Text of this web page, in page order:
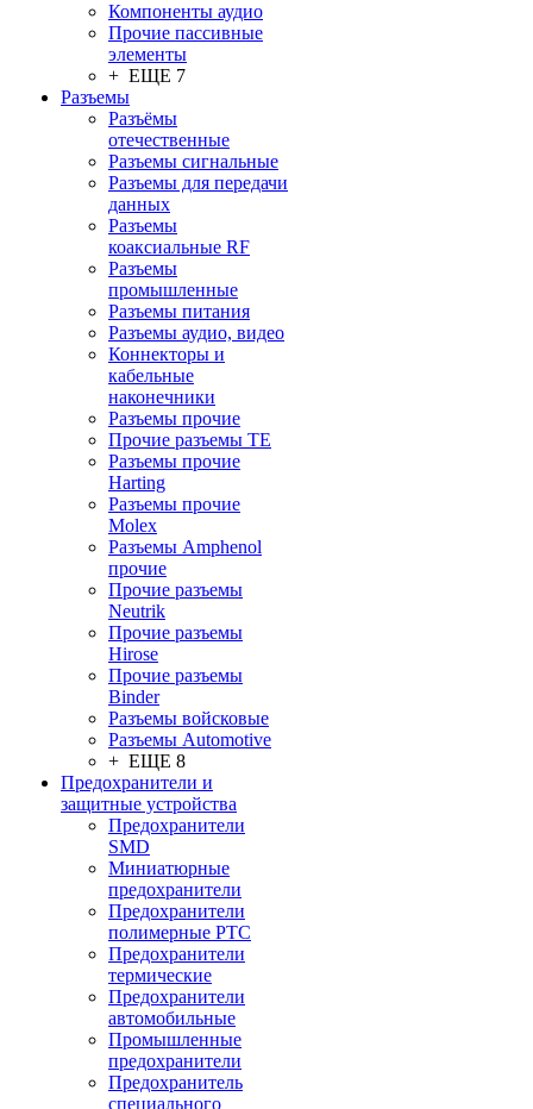
Компоненты аудио
Прочие пассивные
элементы
+ ЕЩЕ 7
Разъeмы
Разъёмы
отечественные
Разъeмы сигнальные
Разъeмы для передачи
данных
Разъeмы
коаксиальные RF
Разъeмы
промышленные
Разъeмы питания
Разъeмы аудио, видео
Коннекторы и
кабельные
наконечники
Разъeмы прочие
Прочие разъемы TE
Разъемы прочие
Harting
Разъемы прочие
Molex
Разъемы Amphenol
прочие
Прочие разъемы
Neutrik
Прочие разъемы
Hirose
Прочие разъемы
Binder
Разъемы войсковые
Разъeмы Automotive
+ ЕЩЕ 8
Предохранители и
защитные устройства
Предохранители
SMD
Миниатюрные
предохранители
Предохранители
полимерные PTC
Предохранители
термические
Предохранители
автомобильные
Промышленные
предохранители
Предохранитель
специального